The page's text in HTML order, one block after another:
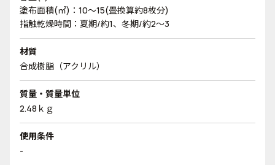
塗布面積(㎡)：10～15(畳換算約8枚分)
指触乾燥時間：夏期/約1、冬期/約2～3
材質
合成樹脂（アクリル）
質量・質量単位
2.48ｋｇ
使用条件
-